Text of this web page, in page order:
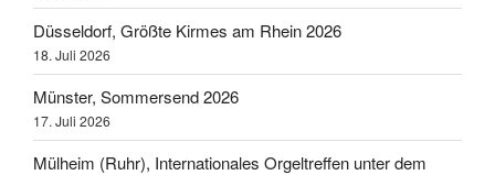
Düsseldorf, Größte Kirmes am Rhein 2026
18. Juli 2026
Münster, Sommersend 2026
17. Juli 2026
Mülheim (Ruhr), Internationales Orgeltreffen unter dem